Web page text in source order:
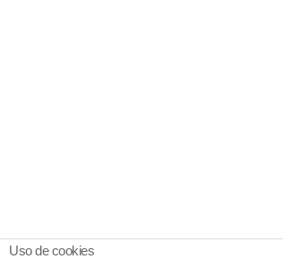
Uso de cookies